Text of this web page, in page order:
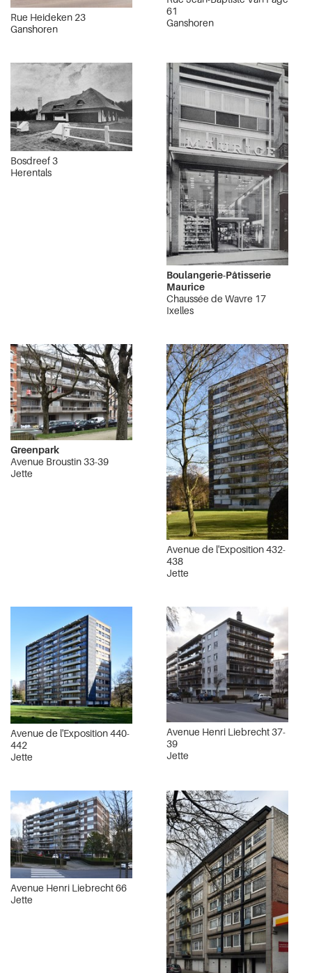
Rue Heideken 23
Ganshoren
61
Ganshoren
Bosdreef 3
Herentals
Boulangerie-Pâtisserie
Maurice
Chaussée de Wavre 17
Ixelles
Greenpark
Avenue Broustin 33-39
Jette
Avenue de l'Exposition 432-
438
Jette
Avenue de l'Exposition 440-
442
Jette
Avenue Henri Liebrecht 37-
39
Jette
Avenue Henri Liebrecht 66
Jette